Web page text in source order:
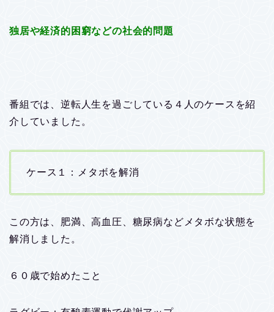
独居や経済的困窮などの社会的問題
番組では、逆転人生を過ごしている４人のケースを紹
介していました。
ケース１：メタボを解消
この方は、肥満、高血圧、糖尿病などメタボな状態を
解消しました。
６０歳で始めたこと